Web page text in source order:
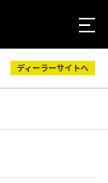
ディーラーサイトへ